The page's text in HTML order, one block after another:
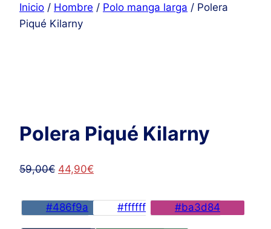
Inicio / Hombre / Polo manga larga / Polera
Piqué Kilarny
Polera Piqué Kilarny
59,00€ El
original
era:
44,90€
actual
es:
#486f9a #ffffff #ba3d84